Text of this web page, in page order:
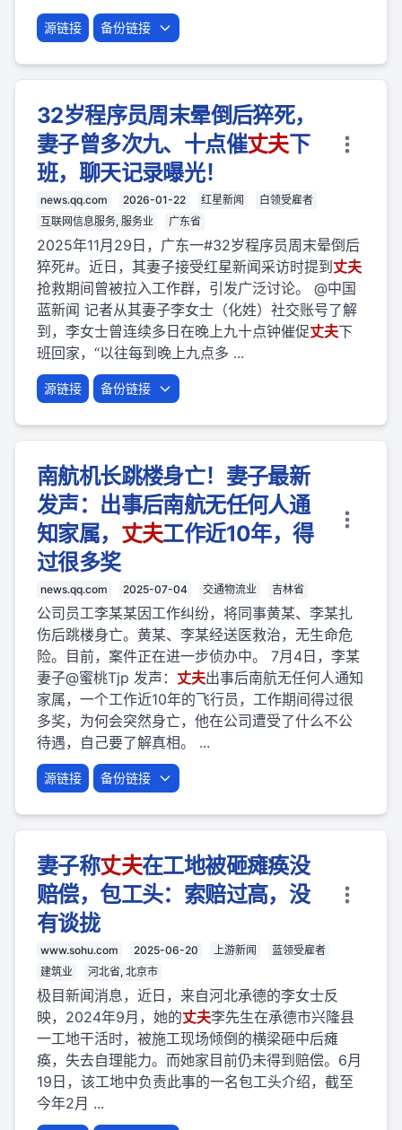
源链接 备份链接
32岁程序员周末晕倒后猝死，
妻子曾多次九、十点催丈夫下
班，聊天记录曝光！
news.qq.com 2026-01-22 红星新闻
白领受雇者
互联网信息服务, 服务业
广东省
2025年11月29日，广东一#32岁程序员周末晕倒后
猝死#。近日，其妻子接受红星新闻采访时提到 丈夫
抢救期间曾被拉入工作群，引发广泛讨论。 @中国
蓝新闻 记者从其妻子李女士（化姓）社交账号了解
到，李女士曾连续多日在晚上九十点钟催促丈夫下
班回家，“以往每到晚上九点多 ...
源链接 备份链接
南航机长跳楼身亡！妻子最新
发声：出事后南航无任何人通
知家属， 丈夫工作近10年，得
过很多奖
news.qq.com 2025-07-04 交通物流业 吉林省
公司员工李某某因工作纠纷，将同事黄某、李某扎
伤后跳楼身亡。黄某、李某经送医救治，无生命危
险。目前，案件正在进一步侦办中。 7月4日，李某
妻子@蜜桃Tjp 发声： 丈夫出事后南航无任何人通知
家属，一个工作近10年的飞行员，工作期间得过很
多奖，为何会突然身亡，他在公司遭受了什么不公
待遇，自己要了解真相。 ...
源链接 备份链接
妻子称丈夫在工地被砸瘫痪没
赔偿，包工头：索赔过高，没
有谈拢
www.sohu.com 2025-06-20 上游新闻
蓝领受雇者
建筑业
河北省, 北京市
极目新闻消息，近日，来自河北承德的李女士反
映，2024年9月，她的丈夫李先生在承德市兴隆县
一工地干活时，被施工现场倾倒的横梁砸中后瘫
痪，失去自理能力。而她家目前仍未得到赔偿。6月
19日，该工地中负责此事的一名包工头介绍，截至
今年2月 ...